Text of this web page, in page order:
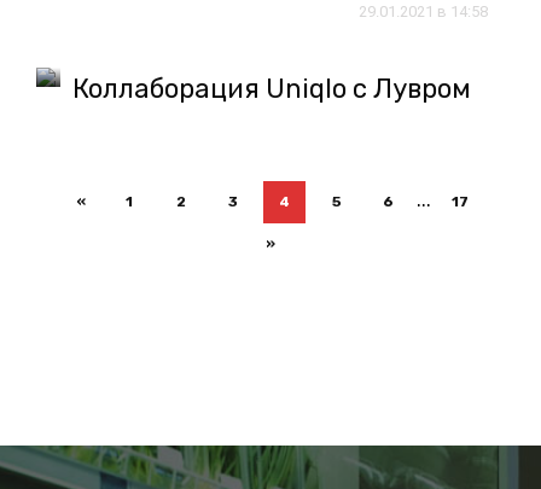
29.01.2021 в 14:58
Коллаборация Uniqlo с Лувром
« 1 2 3 4 5 6 ... 17
»